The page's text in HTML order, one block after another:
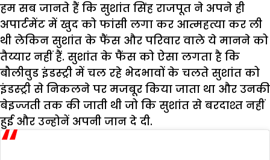
हम सब जानते हैं कि सुशांत सिंह राजपूत ने अपने ही
अपार्टमेंट में खुद को फांसी लगा कर आत्महत्या कर ली
थी लेकिन सुशांत के फैंस और परिवार वाले ये मानने को
तैय्यार नहीं हैं. सुशांत के फैंस को ऐसा लगता है कि
बौलीवुड इंडस्ट्री में चल रहे भेदभावों के चलते सुशांत को
इंडस्ट्री से निकलने पर मजबूर किया जाता था और उनकी
बेइज्जती तक की जाती थी जो कि सुशांत से बरदाश्त नहीं
हुई और उन्होनें अपनी जान दे दी.